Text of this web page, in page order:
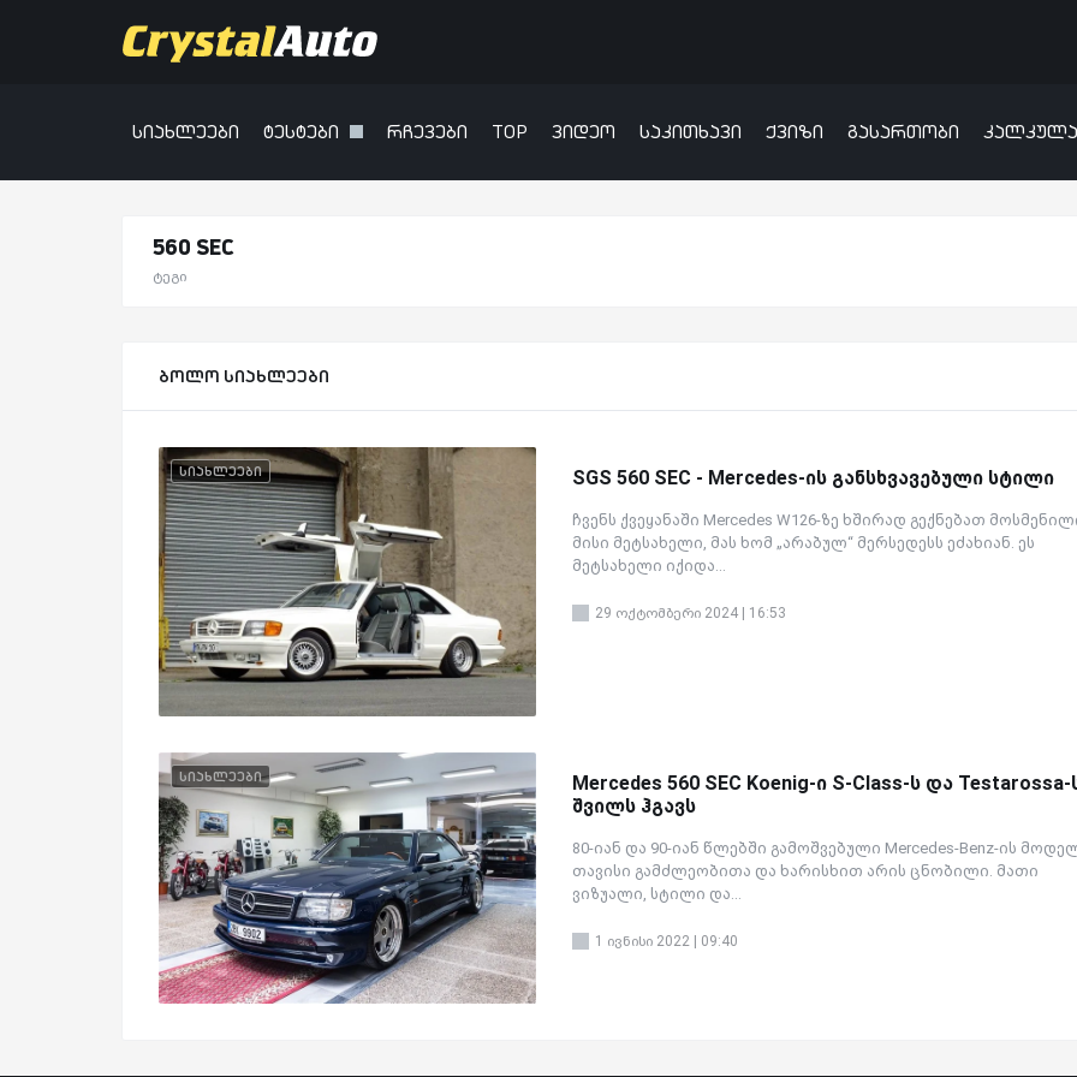
სიახლეები ტესტები რჩევები TOP ვიდეო საკითხავი ქვიზი გასართობი
560 SEC
ტეგი
ბოლო სიახლეები
სიახლეები SGS 560 SEC - Mercedes-ის განსხვავებული სტილი
ჩვენს ქვეყანაში Mercedes W126-ზე ხშირად გექნებათ
მისი მეტსახელი, მას ხომ „არაბულ“ მერსედესს ეძახიან. ეს
მეტსახელი იქიდა...
29 ოქტომბერი 2024 | 16:53
სიახლეები
Mercedes 560 SEC Koenig-ი S-Class-ს და Testarossa-
შვილს ჰგავს
80-იან და 90-იან წლებში გამოშვებული Mercedes-Benz-ის
თავისი გამძლეობითა და ხარისხით არის ცნობილი. მათი
ვიზუალი, სტილი და...
1 ივნისი 2022 | 09:40